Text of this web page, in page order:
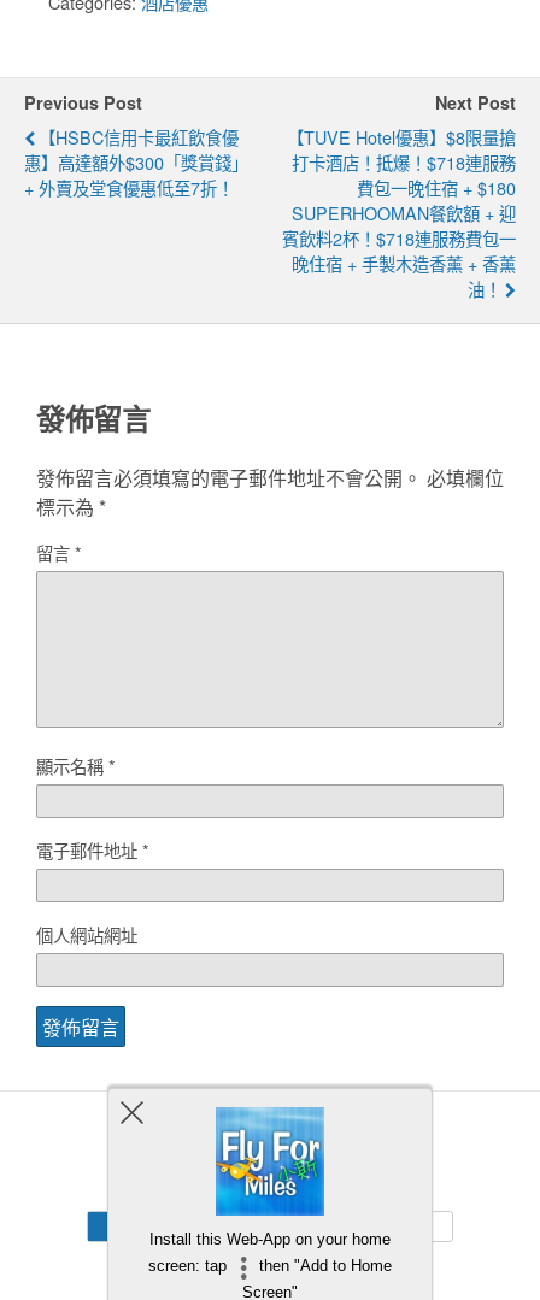
Previous Post
【HSBC信用卡最紅飲食優
惠】高達額外$300「獎賞錢」
+ 外賣及堂食優惠低至7折！
Next Post
【TUVE Hotel優惠】$8限量搶
打卡酒店！抵爆！$718連服務
費包一晚住宿 + $180
SUPERHOOMAN餐飲額 + 迎
賓飲料2杯！$718連服務費包一
晚住宿 + 手製木造香薰 + 香薰
油！
發佈留言
發佈留言必須填寫的電子郵件地址不會公開。 必填欄位
標示為 *
留言*
顯示名稱*
電子郵件地址*
個人網站網址
Back to top
Install this Web-App on your home
screen: tap
then "Add to Home
Screen"